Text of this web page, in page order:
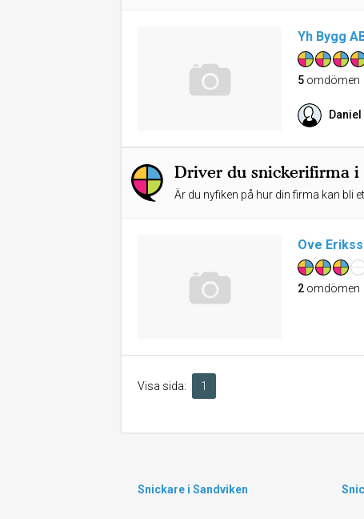
Yh Bygg
5 omdömen
Daniel
Driver du snickerifirma i
Är du nyfiken på hur din firma kan bli
Ove
2 omdömen
Visa sida: 1
Snickare i Sandviken